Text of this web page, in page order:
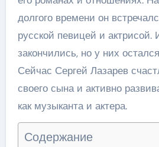
долгого времени он
русской певицей и актрисой.
закончились, но у них
Сейчас Сергей Лазарев
своего сына и активно
как музыканта и актера.
Содержание